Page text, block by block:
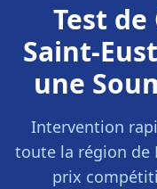
Test
Saint-
une
Intervention
toute la région de
prix